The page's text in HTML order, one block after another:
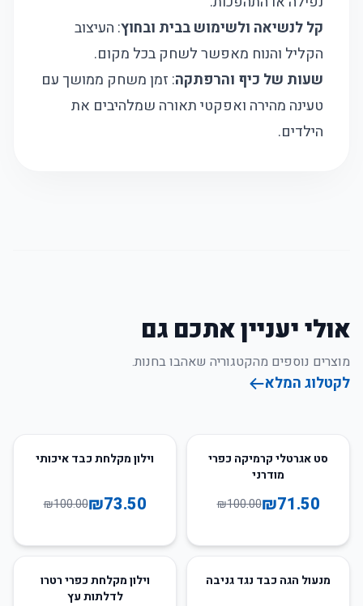
קל לנשיאה ולשימוש בבית ובחוץ: העיצוב
הקליל והנוח מאפשר לשחק בכל מקום.
שעות של כיף והרפתקה: זמן משחק ממושך עם
טעינה מהירה ואפקטי תאורה שמלהיבים את
הילדים.
אולי יעניין אתכם גם
מוצרים נוספים מהקטגוריה שאהבו בחנות.
לקטלוג המלא
28
סט אגרטלי קרמיקה כפרי
מודרני
₪71.50
₪100.00
27
וילון מקלחת כבד איכותי
₪73.50
₪100.00
50%מנעול הגה כבד נגד גניבה 18
וילון מקלחת כפרי רטרו
לדלתות עץ